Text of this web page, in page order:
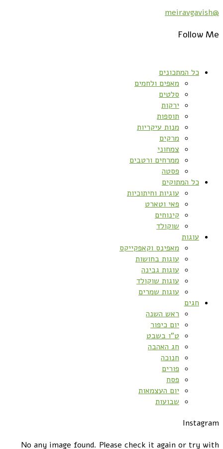
@meiravgavish
Follow Me
כל המתכונים
מאפים ולחמים
סלטים
ירקות
תוספות
מנות עיקריות
מרקים
צמחוני
ממרחים ורטבים
פסטה
כל המתוקים
עוגיות וחיתוכיות
פאי וטארט
קינוחים
שוקולד
עוגות
מאפינס וקאפקייקס
עוגות בחושות
עוגות גבינה
עוגות שוקולד
עוגות שמרים
חגים
ראש השנה
יום כיפור
ט”ו בשבט
חג האהבה
חנוכה
פורים
פסח
יום העצמאות
שבועות
Instagram
No any image found. Please check it again or try with